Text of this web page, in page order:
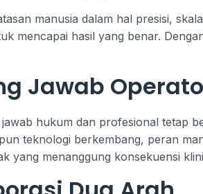
manusia dalam hal presisi,
mencapai hasil yang benar.
Jawab
hukum dan profesional tetap
teknologi berkembang, peran
yang menanggung konsekuensi